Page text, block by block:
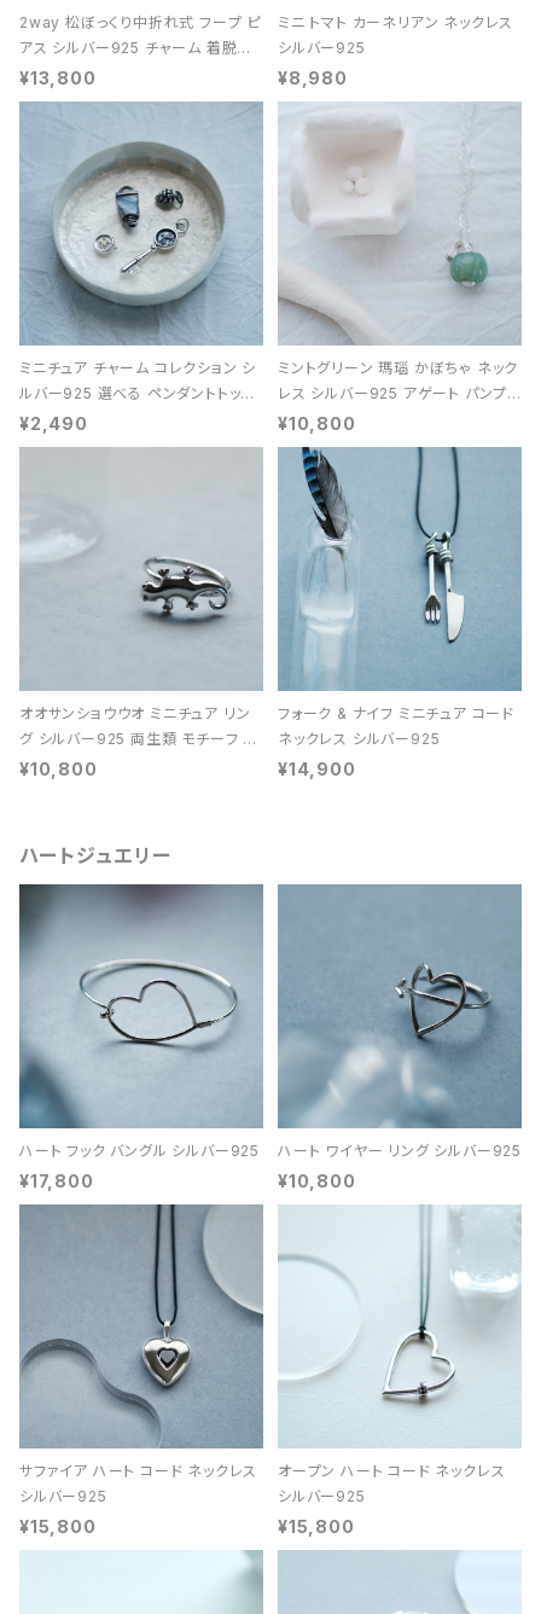
2way 松ぼっくり中折れ式 フープ ピ
アス シルバー925 チャーム 着脱可
能 レディース ユニセックス
¥13,800
ミニ トマト カーネリアン ネックレス
シルバー925
¥8,980
ミニチュア チャーム コレクション シ
ルバー925 選べる ペンダントトップ
レディース ユニセックス
¥2,490
ミントグリーン 瑪瑙 かぼちゃ ネック
レス シルバー925 アゲート パンプキ
ン 天然石 レディース
¥10,800
オオサンショウウオ ミニチュア リン
グ シルバー925 両生類 モチーフ レ
ディース ユニセックス
¥10,800
フォーク & ナイフ ミニチュア コード
ネックレス シルバー925
¥14,900
ハートジュエリー
ハート フック バングル シルバー925
¥17,800
ハート ワイヤー リング シルバー925
¥10,800
サファイア ハート コード ネックレス
シルバー925
¥15,800
オープン ハート コード ネックレス
シルバー925
¥15,800